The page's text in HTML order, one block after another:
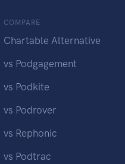
COMPARE
Chartable Alternative
vs Podgagement
vs Podkite
vs Podrover
vs Rephonic
vs Podtrac